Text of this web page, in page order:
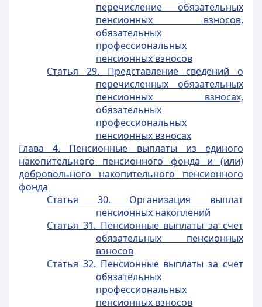
перечисление обязательных
пенсионных взносов,
обязательных
профессиональных
пенсионных взносов
Статья 29. Представление сведений о
перечисленных обязательных
пенсионных взносах,
обязательных
профессиональных
пенсионных взносах
Глава 4. Пенсионные выплаты из единого
накопительного пенсионного фонда и (или)
добровольного накопительного пенсионного
фонда
Статья 30. Организация выплат
пенсионных накоплений
Статья 31. Пенсионные выплаты за счет
обязательных пенсионных
взносов
Статья 32. Пенсионные выплаты за счет
обязательных
профессиональных
пенсионных взносов